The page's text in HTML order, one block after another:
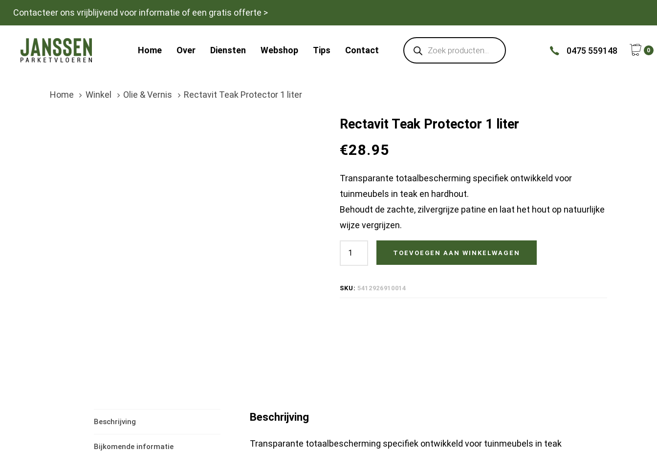
Skip
Skip
primary
navigation
Contacteer ons vrijblijvend voor informatie of een gratis offerte >
Home Over Diensten Webshop Tips Contact
Products
search
0475 559148 0
Home Winkel Olie & Vernis Rectavit Teak Protector 1 liter
Rectavit Teak Protector 1 liter
€28.95
Transparante totaalbescherming specifiek ontwikkeld voor
tuinmeubels in teak en hardhout.
Behoudt de zachte, zilvergrijze patine en laat het hout op natuurlijke
wijze vergrijzen.
Rectavit
Teak
TOEVOEGEN AAN WINKELWAGEN
SKU: 5412926910014
Beschrijving
Bijkomende informatie
Beschrijving
Transparante totaalbescherming specifiek ontwikkeld voor tuinmeubels in teak